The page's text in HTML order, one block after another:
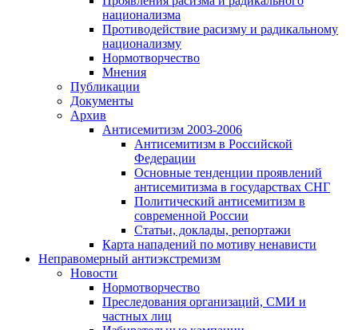
национализма
Противодействие расизму и радикальному
национализму
Нормотворчество
Мнения
Публикации
Документы
Архив
Антисемитизм 2003-2006
Антисемитизм в Российской
Федерации
Основные тенденции проявлений
антисемитизма в государствах СНГ
Политический антисемитизм в
современной России
Статьи, доклады, репортажи
Карта нападений по мотиву ненависти
Неправомерный антиэкстремизм
Новости
Нормотворчество
Преследования организаций, СМИ и
частных лиц